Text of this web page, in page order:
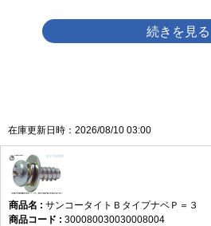
在庫更新日時：2026/08/10 03:00
サンコータイトＢタイプナベＰ＝３
300080030030008004